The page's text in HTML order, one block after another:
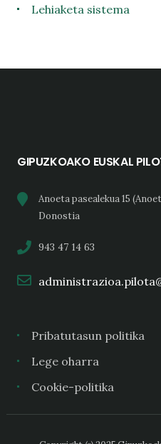
Lehiaketa sistema
GIPUZKOAKO EUSKAL
Anoeta pasealekua 15
Donostia
943 47 14 63
Pribatutasun politika
Lege oharra
Cookie-politika